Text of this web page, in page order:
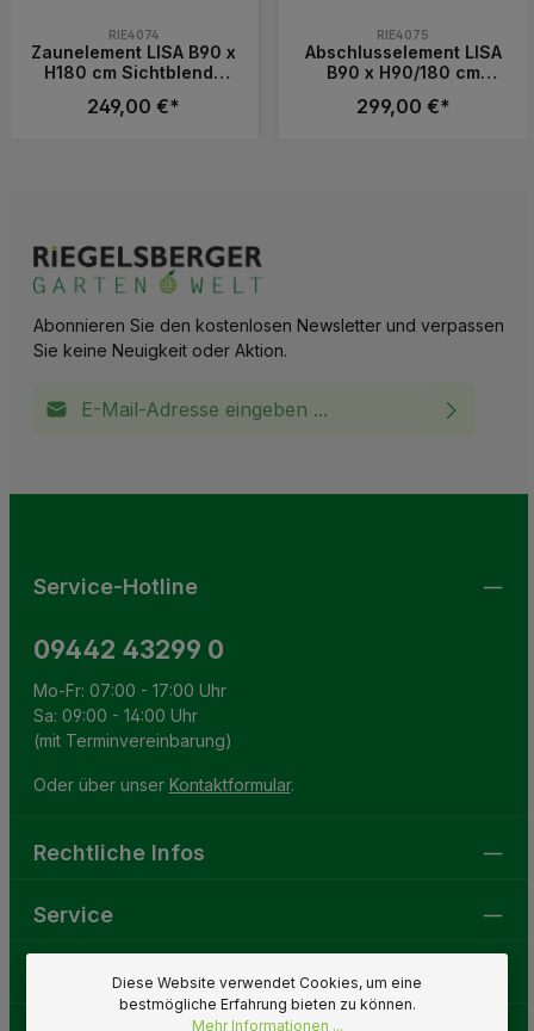
RIE4074
Zaunelement LISA B90 x
H180 cm Sichtblende
Sichtschutz
249,00 €*
RIE4075
Abschlusselement LISA
B90 x H90/180 cm
fertig montiert
299,00 €*
Abonnieren Sie den kostenlosen Newsletter und verpassen
Sie keine Neuigkeit oder Aktion.
Service-Hotline
09442 43299 0
Mo-Fr: 07:00 - 17:00 Uhr
Sa: 09:00 - 14:00 Uhr
(mit Terminvereinbarung)
Oder über unser Kontaktformular.
Rechtliche Infos
Service
GartenweltDiese Website verwendet Cookies, um eine
bestmögliche Erfahrung bieten zu können.
Mehr Informationen ...